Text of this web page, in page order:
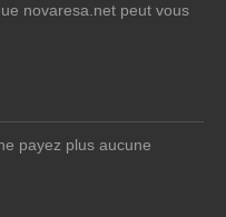
novaresa.net peut vous
payez plus aucune